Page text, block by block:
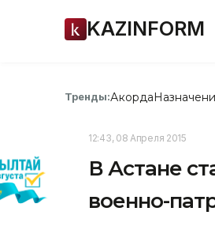
KAZINFORM
Тренды:Акорда
12:43, 08 Апреля 2015
В Астане
военно-